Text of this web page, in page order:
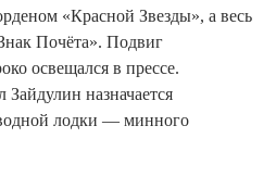
«Красной Звезды», а весь
Почёта». Подвиг
освещался в прессе.
назначается
лодки — минного